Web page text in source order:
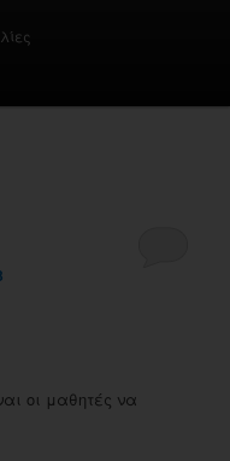
οι μαθητές να